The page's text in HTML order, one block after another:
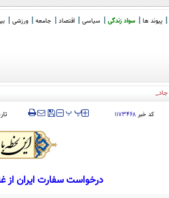
پیوند ها سواد زندگی سیاسی اقتصاد جامعه ورزشی
کد خبر ۱۱۷۳۴۶۸ ‍‍‍ پ پ
درخواست سفارت ایران از